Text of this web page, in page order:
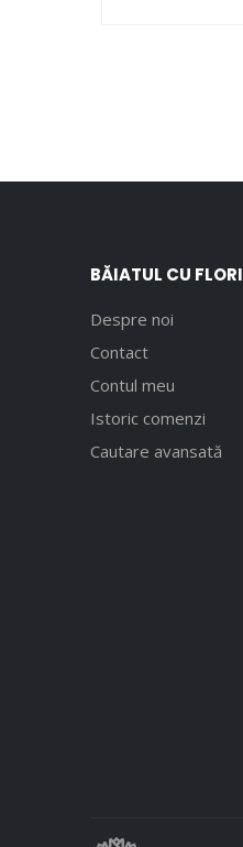
BĂIATUL CU FLORI
Despre noi
Contact
Contul meu
Istoric comenzi
Cautare avansată